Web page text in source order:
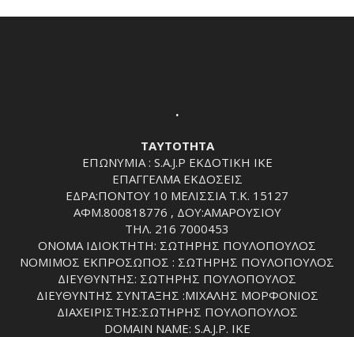
.
ΤΑΥΤΟΤΗΤΑ
ΕΠΩΝΥΜΙΑ : S.A.J.P ΕΚΔΟΤΙΚΗ ΙΚΕ
ΕΠΑΓΓΕΛΜΑ ΕΚΔΟΣΕΙΣ
ΕΔΡΑ:ΠΟΝΤΟΥ 10 ΜΕΛΙΣΣΙΑ Τ.Κ. 15127
ΑΦΜ.800818776 , ΔΟΥ:ΑΜΑΡΟΥΣΙΟΥ
ΤΗΛ. 216 7000453
ΟΝΟΜΑ ΙΔΙΟΚΤΗΤΗ: ΣΩΤΗΡΗΣ ΠΟΥΛΟΠΟΥΛΟΣ
ΝΟΜΙΜΟΣ ΕΚΠΡΟΣΩΠΟΣ : ΣΩΤΗΡΗΣ ΠΟΥΛΟΠΟΥΛΟΣ
ΔΙΕΥΘΥΝΤΗΣ: ΣΩΤΗΡΗΣ ΠΟΥΛΟΠΟΥΛΟΣ
ΔΙΕΥΘΥΝΤΗΣ ΣΥΝΤΑΞΗΣ :ΜΙΧΑΛΗΣ ΜΟΡΦΟΝΙΟΣ
ΔΙΑΧΕΙΡΙΣΤΗΣ:ΣΩΤΗΡΗΣ ΠΟΥΛΟΠΟΥΛΟΣ
DOMAIN NAME: S.A.J.P. IKE